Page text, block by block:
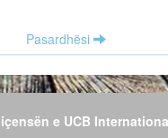
Pasardhësi
e UCB